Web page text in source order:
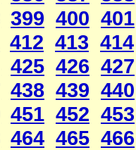
399 400 401
412 413 414
425 426 427
438 439 440
451 452 453
464 465 466